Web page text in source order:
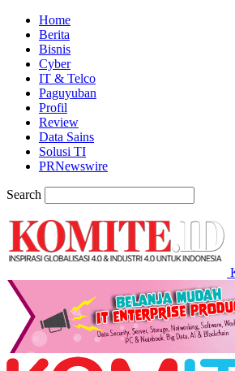
Home
Berita
Bisnis
Cyber
IT & Telco
Paguyuban
Profil
Review
Data Sains
Solusi TI
PRNewswire
Search